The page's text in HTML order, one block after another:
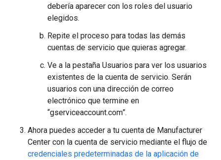
debería aparecer con los roles del usuario
elegidos.
Repite el proceso para todas las demás
cuentas de servicio que quieras agregar.
Ve a la pestaña Usuarios para ver los usuarios
existentes de la cuenta de servicio. Serán
usuarios con una dirección de correo
electrónico que termine en
“gserviceaccount.com”.
Ahora puedes acceder a tu cuenta de Manufacturer
Center con la cuenta de servicio mediante el flujo de
credenciales predeterminadas de la aplicación de